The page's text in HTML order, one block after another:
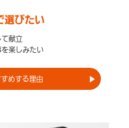
選びたい
て献立
を楽しみたい
めする理由